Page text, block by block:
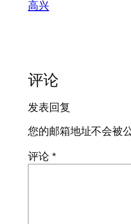
高兴
评论
发表回复
您的邮箱地址不会被公
评论 *